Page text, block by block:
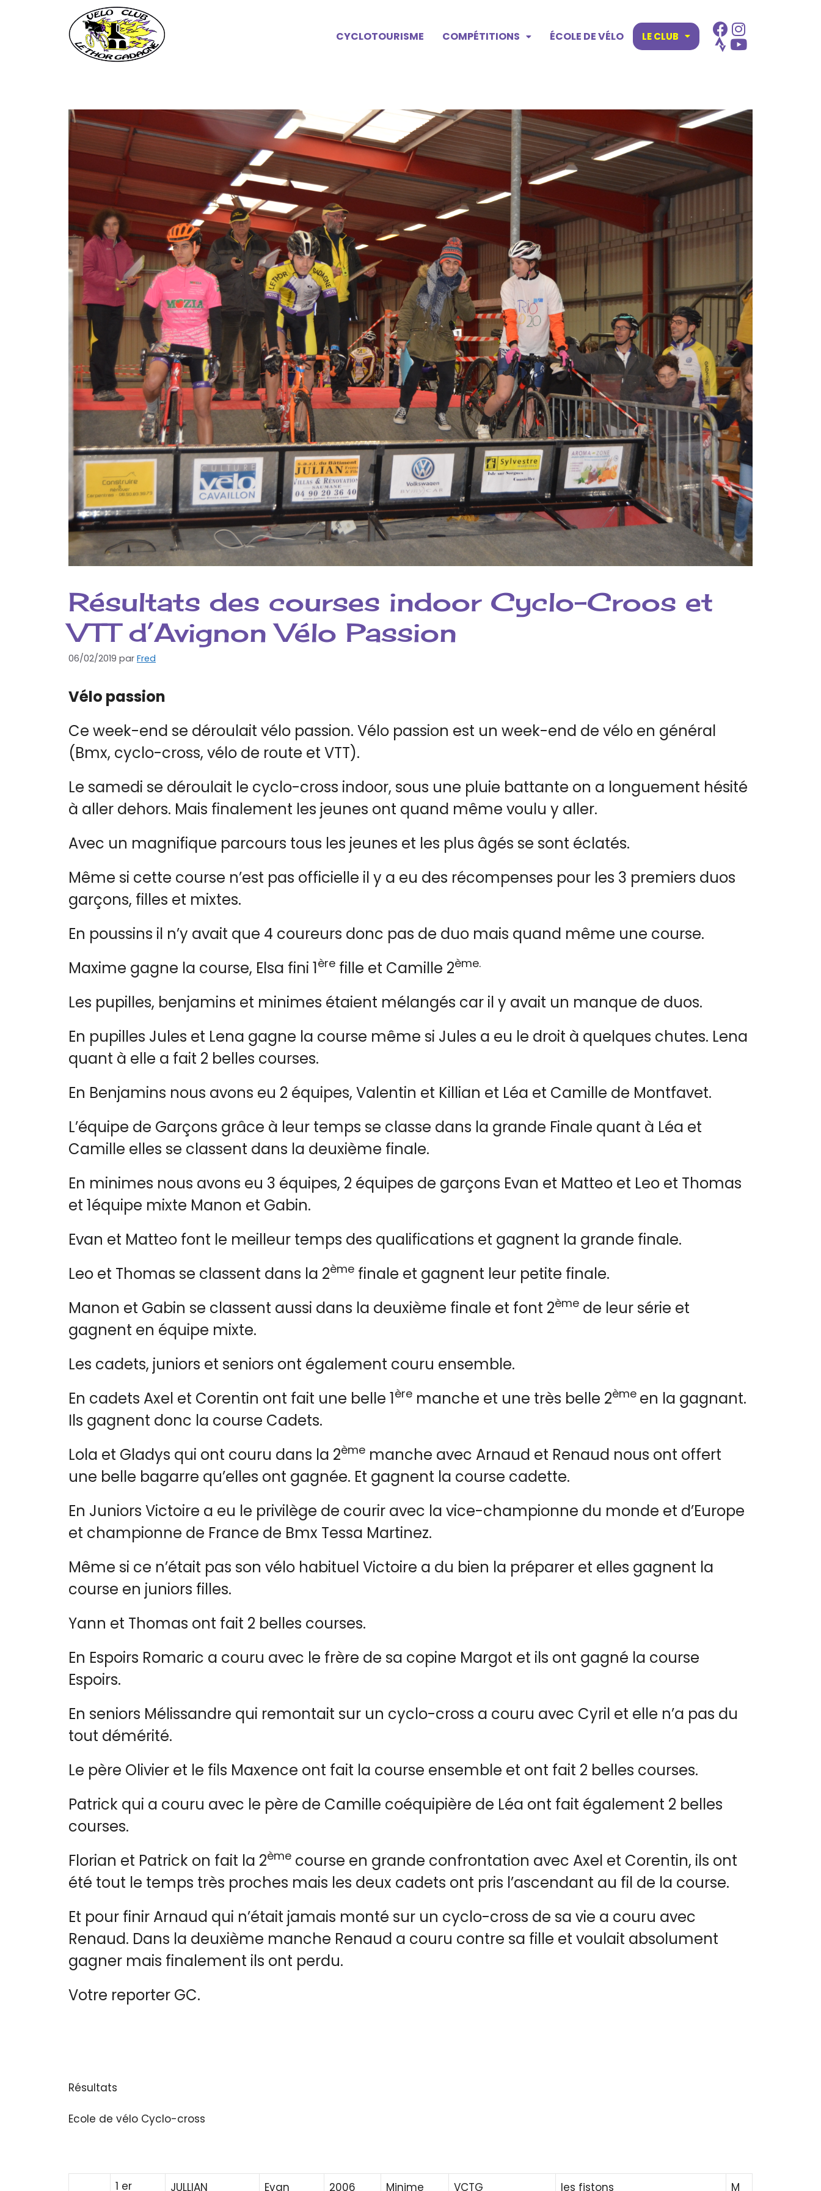
CYCLOTOURISME COMPÉTITIONS ÉCOLE DE VÉLO LE CLUB
Résultats des courses indoor Cyclo-Croos et
VTT d’Avignon Vélo Passion
06/02/2019 par Fred
Vélo passion
Ce week-end se déroulait vélo passion. Vélo passion est un week-end de vélo en général
(Bmx, cyclo-cross, vélo de route et VTT).
Le samedi se déroulait le cyclo-cross indoor, sous une pluie battante on a longuement hésité
à aller dehors. Mais finalement les jeunes ont quand même voulu y aller.
Avec un magnifique parcours tous les jeunes et les plus âgés se sont éclatés.
Même si cette course n’est pas officielle il y a eu des récompenses pour les 3 premiers duos
garçons, filles et mixtes.
En poussins il n’y avait que 4 coureurs donc pas de duo mais quand même une course.
Maxime gagne la course, Elsa fini 1ère fille et Camille 2ème.
Les pupilles, benjamins et minimes étaient mélangés car il y avait un manque de duos.
En pupilles Jules et Lena gagne la course même si Jules a eu le droit à quelques chutes. Lena
quant à elle a fait 2 belles courses.
En Benjamins nous avons eu 2 équipes, Valentin et Killian et Léa et Camille de Montfavet.
L’équipe de Garçons grâce à leur temps se classe dans la grande Finale quant à Léa et
Camille elles se classent dans la deuxième finale.
En minimes nous avons eu 3 équipes, 2 équipes de garçons Evan et Matteo et Leo et Thomas
et 1équipe mixte Manon et Gabin.
Evan et Matteo font le meilleur temps des qualifications et gagnent la grande finale.
Leo et Thomas se classent dans la 2ème finale et gagnent leur petite finale.
Manon et Gabin se classent aussi dans la deuxième finale et font 2ème de leur série et
gagnent en équipe mixte.
Les cadets, juniors et seniors ont également couru ensemble.
En cadets Axel et Corentin ont fait une belle 1ère manche et une très belle 2ème en la gagnant.
Ils gagnent donc la course Cadets.
Lola et Gladys qui ont couru dans la 2ème manche avec Arnaud et Renaud nous ont offert
une belle bagarre qu’elles ont gagnée. Et gagnent la course cadette.
En Juniors Victoire a eu le privilège de courir avec la vice-championne du monde et d’Europe
et championne de France de Bmx Tessa Martinez.
Même si ce n’était pas son vélo habituel Victoire a du bien la préparer et elles gagnent la
course en juniors filles.
Yann et Thomas ont fait 2 belles courses.
En Espoirs Romaric a couru avec le frère de sa copine Margot et ils ont gagné la course
Espoirs.
En seniors Mélissandre qui remontait sur un cyclo-cross a couru avec Cyril et elle n’a pas du
tout démérité.
Le père Olivier et le fils Maxence ont fait la course ensemble et ont fait 2 belles courses.
Patrick qui a couru avec le père de Camille coéquipière de Léa ont fait également 2 belles
courses.
Florian et Patrick on fait la 2ème course en grande confrontation avec Axel et Corentin, ils ont
été tout le temps très proches mais les deux cadets ont pris l’ascendant au fil de la course.
Et pour finir Arnaud qui n’était jamais monté sur un cyclo-cross de sa vie a couru avec
Renaud. Dans la deuxième manche Renaud a couru contre sa fille et voulait absolument
gagner mais finalement ils ont perdu.
Votre reporter GC.
Résultats
Ecole de vélo Cyclo-cross
1 er JULLIAN Evan 2006 Minime VCTG les fistons M